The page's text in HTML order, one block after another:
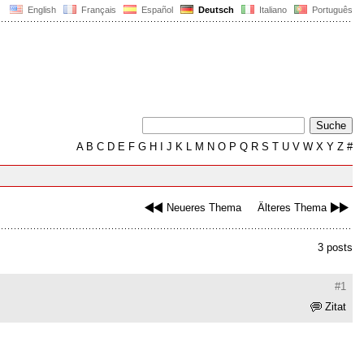
English Français Español Deutsch Italiano Português
AB C D E F G H J K L M N O P Q R S T U V W X Y Z #
Neueres Thema Älteres Thema
3 posts
#1
Zitat